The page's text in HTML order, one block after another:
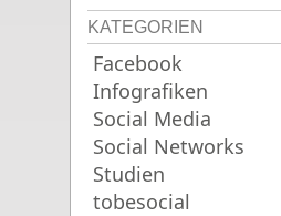
KATEGORIEN
Facebook
Infografiken
Social Media
Social Networks
Studien
tobesocial